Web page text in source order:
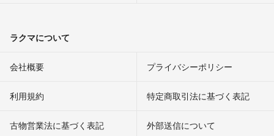
ラクマについて
会社概要 プライバシーポリシー
利用規約 特定商取引法に基づく表記
古物営業法に基づく表記 外部送信について